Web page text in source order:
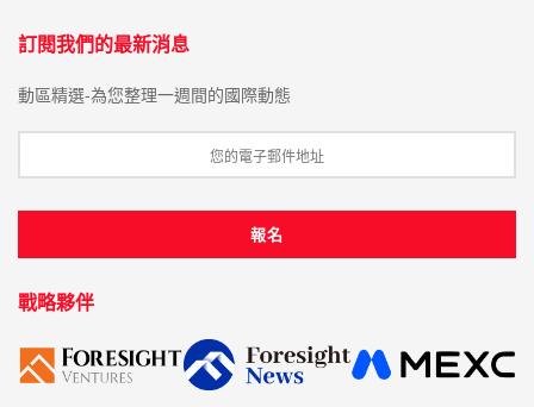
訂閱我們的最新消息
動區精選-為您整理一週間的國際動態
戰略夥伴